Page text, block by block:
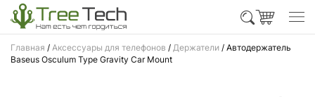
Главная / Аксессуары для телефонов / Держатели / Автодержатель
Baseus Osculum Type Gravity Car Mount